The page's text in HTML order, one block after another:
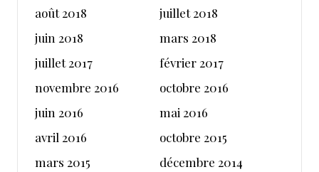
août 2018
juillet 2018
juin 2018
mars 2018
juillet 2017
février 2017
novembre 2016
octobre 2016
juin 2016
mai 2016
avril 2016
octobre 2015
mars 2015
décembre 2014